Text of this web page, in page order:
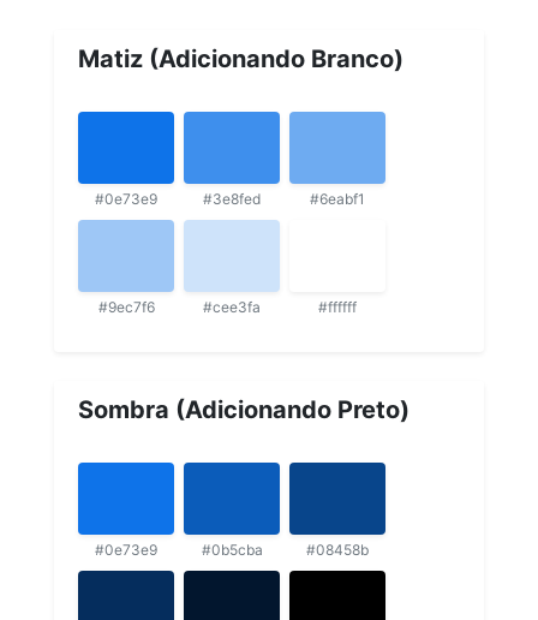
Matiz (Adicionando Branco)
#0e73e9 #3e8fed #6eabf1
#9ec7f6 #cee3fa #ffffff
Sombra (Adicionando Preto)
#0e73e9 #0b5cba #08458b